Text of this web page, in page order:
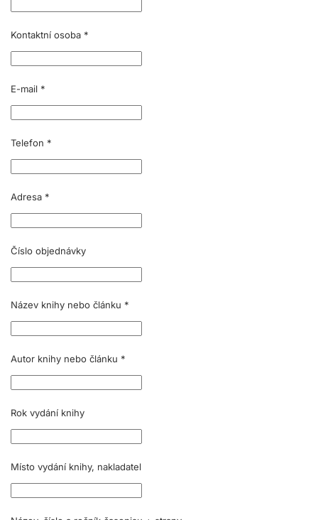
Kontaktní osoba *
E-mail *
Telefon *
Adresa *
Číslo objednávky
Název knihy nebo článku *
Autor knihy nebo článku *
Rok vydání knihy
Místo vydání knihy, nakladatel